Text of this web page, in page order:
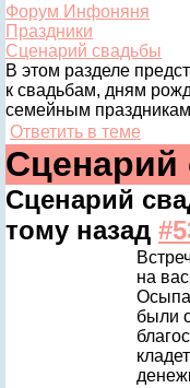
Форум Инфоняня
Праздники
Сценарий свадьбы
В этом разделе
к свадьбам, дням
семейным праздникам
Ответить в теме
Сценарий
тому назад
на
были